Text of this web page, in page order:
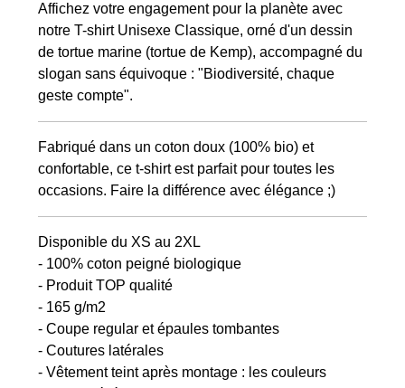
Affichez votre engagement pour la planète avec
notre T-shirt Unisexe Classique, orné d'un dessin
de tortue marine (tortue de Kemp), accompagné du
slogan sans équivoque : "Biodiversité, chaque
geste compte".
Fabriqué dans un coton doux (100% bio) et
confortable, ce t-shirt est parfait pour toutes les
occasions. Faire la différence avec élégance ;)
Disponible du XS au 2XL
- 100% coton peigné biologique
- Produit TOP qualité
- 165 g/m2
- Coupe regular et épaules tombantes
- Coutures latérales
- Vêtement teint après montage : les couleurs